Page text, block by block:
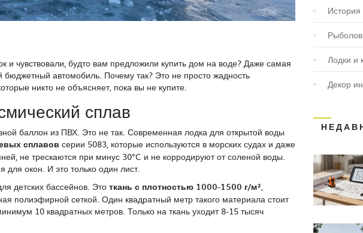
и чувствовали, будто вам предложили купить дом на воде? Даже самая
бюджетный автомобиль. Почему так? Это не просто жадность
никто не объясняет, пока вы не купите.
сплав
баллон из ПВХ. Это не так. Современная лодка для открытой воды
сплавов серии 5083, которые используются в морских судах и даже
не трескаются при минус 30°C и не корродируют от соленой воды.
окон. И это только один лист.
детских бассейнов. Это ткань с плотностью 1000-1500 г/м²,
полиэфирной сеткой. Один квадратный метр такого материала стоит
10 квадратных метров. Только на ткань уходит 8-15 тысяч
Лодки и
Декор